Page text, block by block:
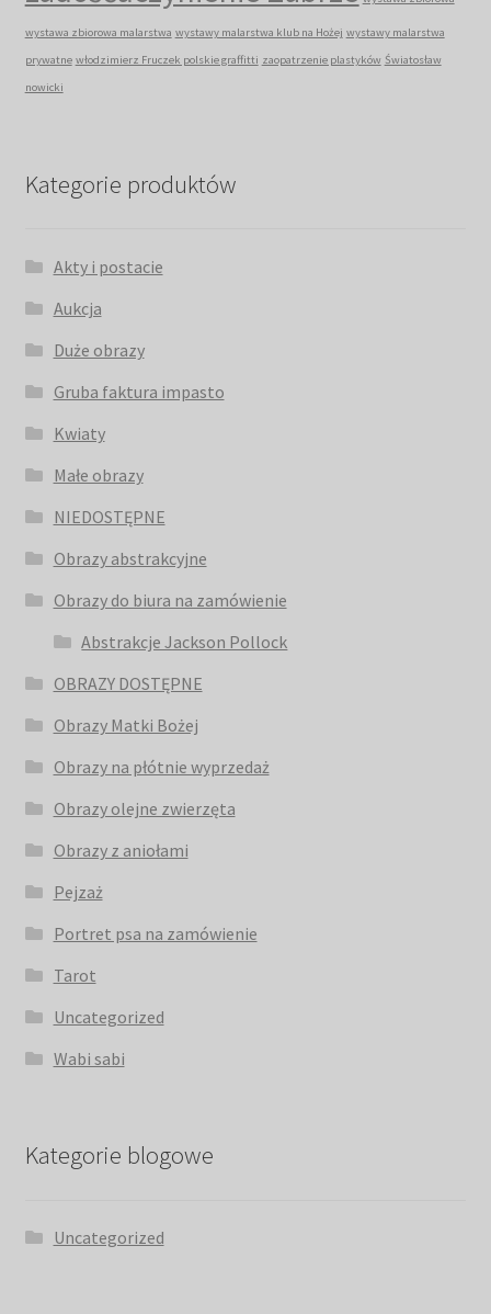
wystawa zbiorowa malarstwa wystawy malarstwa klub na Hożej wystawy malarstwa
prywatne włodzimierz Fruczek polskie graffitti zaopatrzenie plastyków Światosław
nowicki
Kategorie produktów
Akty i postacie
Aukcja
Duże obrazy
Gruba faktura impasto
Kwiaty
Małe obrazy
NIEDOSTĘPNE
Obrazy abstrakcyjne
Obrazy do biura na zamówienie
Abstrakcje Jackson Pollock
OBRAZY DOSTĘPNE
Obrazy Matki Bożej
Obrazy na płótnie wyprzedaż
Obrazy olejne zwierzęta
Obrazy z aniołami
Pejzaż
Portret psa na zamówienie
Tarot
Uncategorized
Wabi sabi
Kategorie blogowe
Uncategorized